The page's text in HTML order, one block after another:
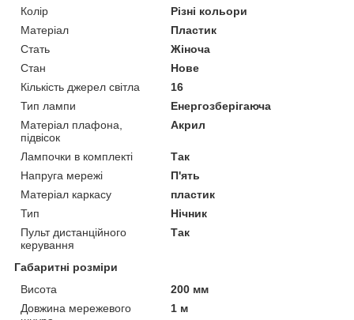
Колір
Різні кольори
Матеріал
Пластик
Стать
Жіноча
Стан
Нове
Кількість джерел світла
16
Тип лампи
Енергозберігаюча
Матеріал плафона,
підвісок
Акрил
Лампочки в комплекті
Так
Напруга мережі
П'ять
Матеріал каркасу
пластик
Тип
Нічник
Пульт дистанційного
керування
Так
Габаритні розміри
Висота
200 мм
Довжина мережевого
1 м